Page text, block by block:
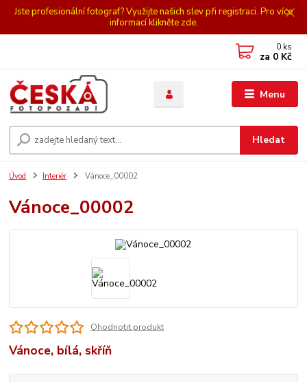
Jste profesionální fotograf? Využijte našich slev při registraci. Pro více
informací klikněte zde.
Menu
Hledat
0 ks
za 0 Kč
Úvod Interiér Vánoce_00002
Vánoce_00002
Ohodnotit produkt
Vánoce, bílá, skříň